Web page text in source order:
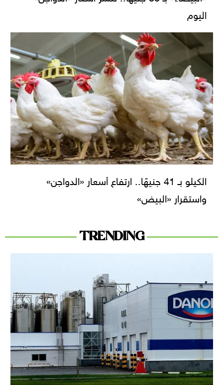
اليوم
الكيلو بـ 41 جنيهًا.. ارتفاع أسعار «الدواجن»
واستقرار «البيض»
TRENDING